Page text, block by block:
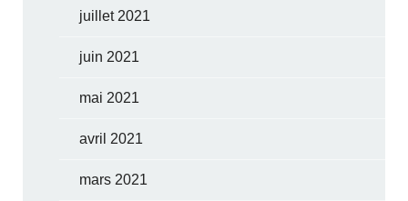
juillet 2021
juin 2021
mai 2021
avril 2021
mars 2021